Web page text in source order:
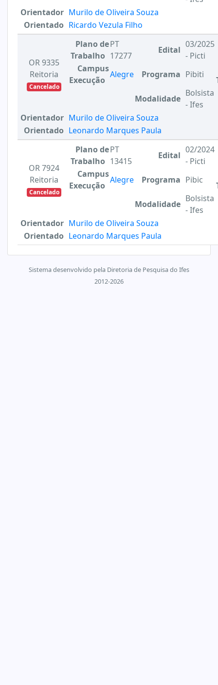
Orientador Murilo de Oliveira Souza
Orientado Ricardo Vezula Filho
OR 9335
Reitoria
Cancelado
Plano de
Trabalho
PT
17277
Edital
03/2025
- Picti
Campus
Execução
Alegre Programa Pibiti
Modalidade
Bolsista
- Ifes
Orientador Murilo de Oliveira Souza
Orientado Leonardo Marques Paula
OR 7924
Reitoria
Cancelado
Plano de
Trabalho
PT
13415
Edital
02/2024
- Picti
Campus
Execução
Alegre Programa Pibic
Modalidade
Bolsista
- Ifes
Orientador Murilo de Oliveira Souza
Orientado Leonardo Marques Paula
Sistema desenvolvido pela Diretoria de Pesquisa do Ifes
2012-2026